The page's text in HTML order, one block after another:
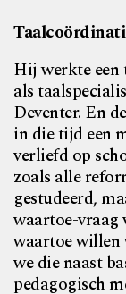
Hij werkte een
als
Deventer. En
in die tijd een
verliefd op
zoals alle
gestudeerd,
waartoe-
waartoe willen
we die naast
pedagogisch